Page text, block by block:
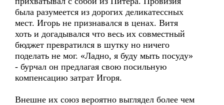
была разумеется из дорогих деликатессных
мест. Игорь не признавался в ценах. Витя
хоть и догадывался что весь их совместный
бюджет превратился в шутку но ничего
поделать не мог. «Ладно, я буду мыть посуду»
- бурчал он предлагая свою посильную
компенсацию затрат Игоря.
Внешне их союз вероятно выглядел более чем